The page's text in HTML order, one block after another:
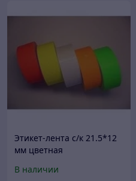
Этикет-лента с/к 21.5*12
мм цветная
шт. в рулоне
В наличии